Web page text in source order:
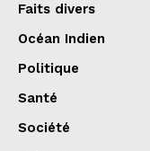
Faits divers
Océan Indien
Politique
Santé
Société